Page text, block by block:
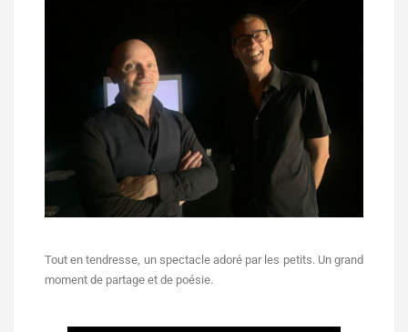
Tout en tendresse, un spectacle adoré par les petits. Un grand
moment de partage et de poésie.